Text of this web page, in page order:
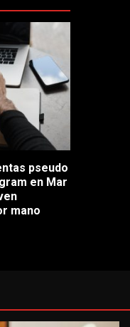
pseudo
en Mar
mano